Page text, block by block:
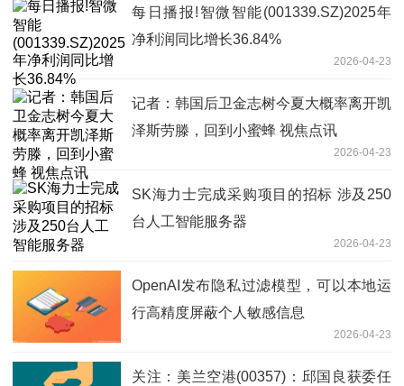
每日播报!智微智能(001339.SZ)2025年
净利润同比增长36.84%
2026-04-23
记者：韩国后卫金志树今夏大概率离开凯
泽斯劳滕，回到小蜜蜂 视焦点讯
2026-04-23
SK海力士完成采购项目的招标 涉及250
台人工智能服务器
2026-04-23
OpenAI发布隐私过滤模型，可以本地运
行高精度屏蔽个人敏感信息
2026-04-23
关注：美兰空港(00357)：邱国良获委任